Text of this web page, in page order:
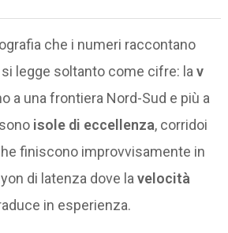
che i numeri raccontano
si legge soltanto come cifre: lav
a una frontiera Nord-Sud e più a
isole di eccellenza, corridoi
finiscono improvvisamente in
di latenza dove lavelocità
in esperienza.